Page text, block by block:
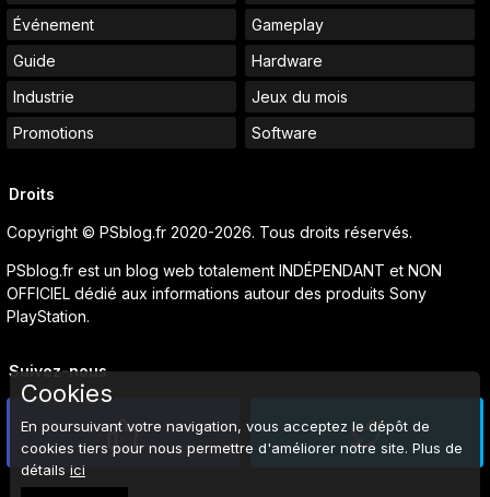
Événement
Gameplay
Guide
Hardware
Industrie
Jeux du mois
Promotions
Software
Droits
Copyright © PSblog.fr 2020-2026. Tous droits réservés.
PSblog.fr est un blog web totalement INDÉPENDANT et NON
OFFICIEL dédié aux informations autour des produits Sony
PlayStation.
Suivez-nous
Cookies
En poursuivant votre navigation, vous acceptez le dépôt de
cookies tiers pour nous permettre d'améliorer notre site. Plus de
détails ici